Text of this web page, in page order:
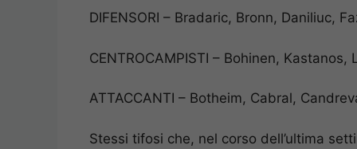
DIFENSORI – Bradaric, Bronn, Daniliuc,
CENTROCAMPISTI – Bohinen,
ATTACCANTI – Botheim, Cabral,
Stessi tifosi che, nel corso dell’ultima